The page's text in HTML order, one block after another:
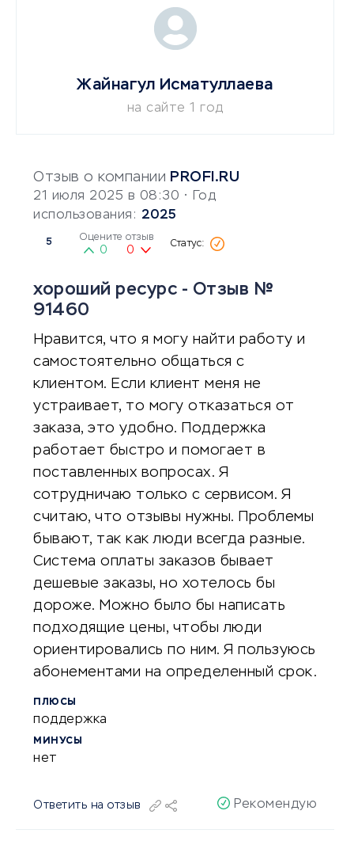
Отзыв о компании PROFI.RU
21 июля 2025 в 08:30 • Год
использования: 2025
5 Оцените отзыв
0 0
хороший ресурс - Отзыв №
91460
Нравится, что я могу найти работу и
самостоятельно общаться с
клиентом. Если клиент меня не
устраивает, то могу отказаться от
заказа, это удобно. Поддержка
работает быстро и помогает в
поставленных вопросах. Я
сотрудничаю только с сервисом. Я
считаю, что отзывы нужны. Проблемы
бывают, так как люди всегда разные.
Система оплаты заказов бывает
дешевые заказы, но хотелось бы
дороже. Можно было бы написать
подходящие цены, чтобы люди
ориентировались по ним. Я пользуюсь
абонементами на определенный срок.
ПЛЮСЫ
поддержка
МИНУСЫ
нет
Ответить на отзыв Рекомендую
Жайнагул Исматуллаева
на сайте 1 год